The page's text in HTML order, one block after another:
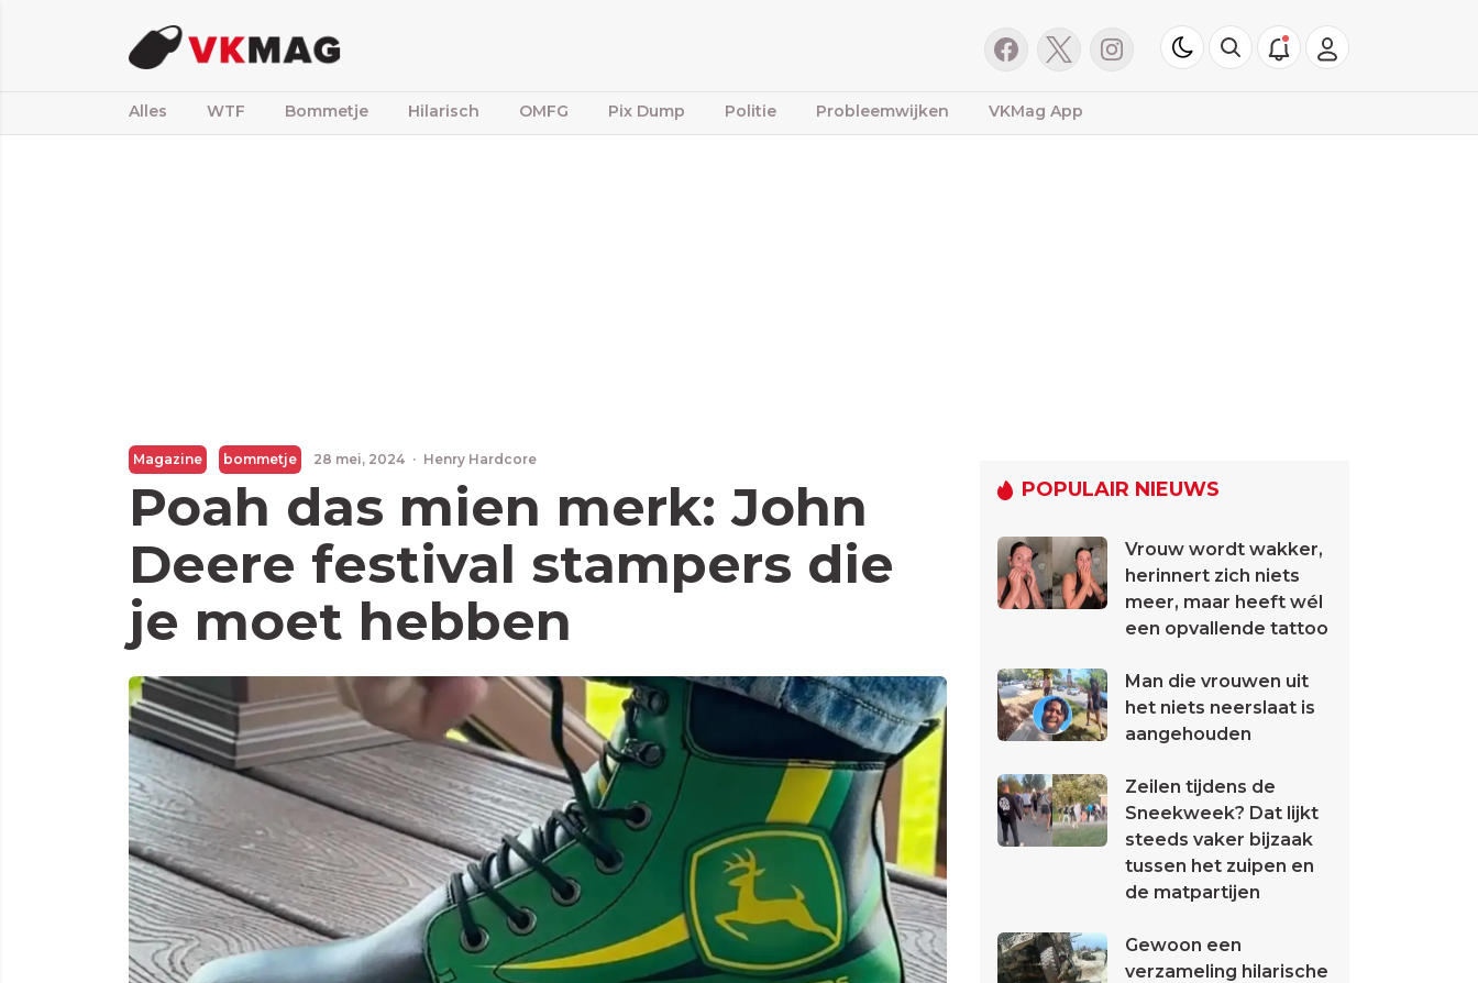
Alles WTF Bommetje Hilarisch OMFG Pix Dump Politie Probleemwijken VKMag App
Magazine bommetje 28 mei, 2024 · Henry Hardcore
Poah das mien merk: John
Deere festival stampers die
je moet hebben
POPULAIR NIEUWS
Vrouw wordt wakker,
herinnert zich niets
meer, maar heeft wél
een opvallende tattoo
Man die vrouwen uit
het niets neerslaat is
aangehouden
Zeilen tijdens de
Sneekweek? Dat lijkt
steeds vaker bijzaak
tussen het zuipen en
de matpartijen
Gewoon een
verzameling hilarische